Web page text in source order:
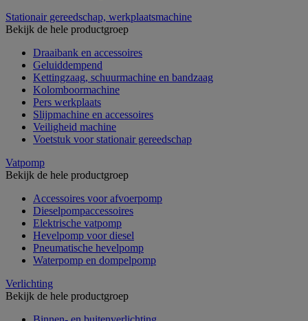
Stationair gereedschap, werkplaatsmachine
Bekijk de hele productgroep
Draaibank en accessoires
Geluiddempend
Kettingzaag, schuurmachine en bandzaag
Kolomboormachine
Pers werkplaats
Slijpmachine en accessoires
Veiligheid machine
Voetstuk voor stationair gereedschap
Vatpomp
Bekijk de hele productgroep
Accessoires voor afvoerpomp
Dieselpompaccessoires
Elektrische vatpomp
Hevelpomp voor diesel
Pneumatische hevelpomp
Waterpomp en dompelpomp
Verlichting
Bekijk de hele productgroep